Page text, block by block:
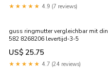
★★★★★ 4.9 (7 reviews)
guss ringmutter vergleichbar mit din
582 8268206 levertijd-3-5
US$ 25.75
★★★★★ 4.7 (24 reviews)